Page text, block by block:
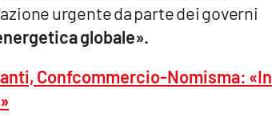
urgente da parte dei governi
globale».
Confcommercio-Nomisma: «In